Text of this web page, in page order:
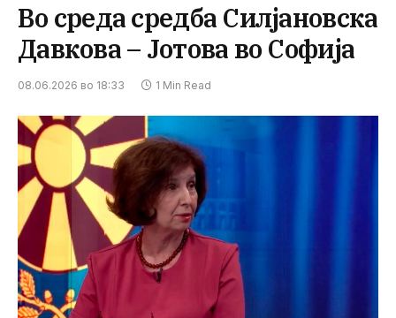
Во среда средба Силјановска
Давкова – Јотова во Софија
08.06.2026 во 18:33 1 Min Read